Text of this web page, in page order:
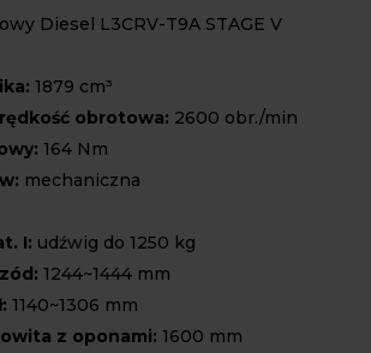
Diesel L3CRV-T9A STAGE V
1879 cm³
obrotowa: 2600 obr./min
164 Nm
mechaniczna
I: udźwig do 1250 kg
1244~1444 mm
1140~1306 mm
z oponami: 1600 mm